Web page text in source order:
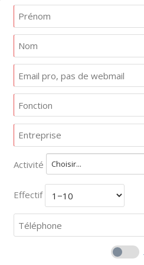
Activité Choisir...
Effectif